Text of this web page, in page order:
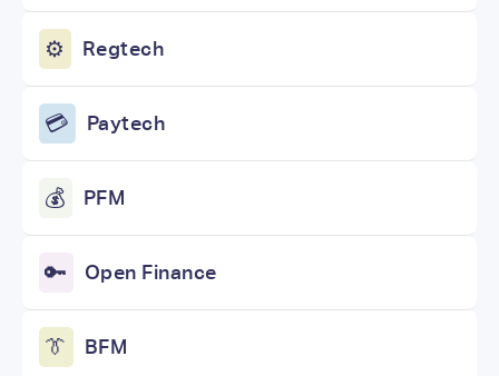
⚙️ Regtech
💳 Paytech
💰 PFM
🔑 Open Finance
👔 BFM